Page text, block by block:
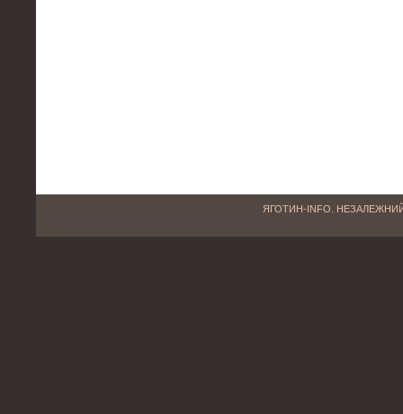
ЯГОТИН-INFO.